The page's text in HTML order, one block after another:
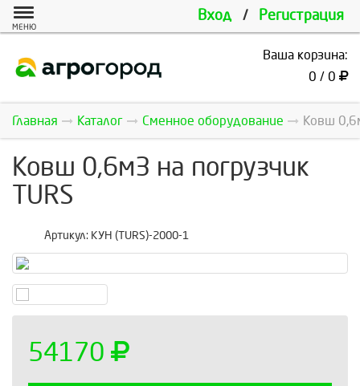
Вход / Регистрация
МЕНЮ
Ваша корзина:
0 / 0
Главная Каталог Сменное оборудование Ковш
Ковш 0,6м3 на погрузчик
TURS
Артикул: КУН (TURS)-2000-1
54170